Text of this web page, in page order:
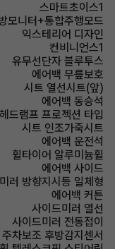
스마트초이스1
모니터+통합주행모드
익스테리어 디자인
컨비니언스1
유무선단자 블루투스
에어백 무릎보호
시트 열선시트(앞)
에어백 동승석
헤드램프 프로젝션 타입
시트 인조가죽시트
에어백 운전석
휠타이어 알루미늄휠
에어백 사이드
러 방향지시등 일체형
에어백 커튼
사이드미러 열선
사이드미러 전동접이
주차보조 후방감지센서